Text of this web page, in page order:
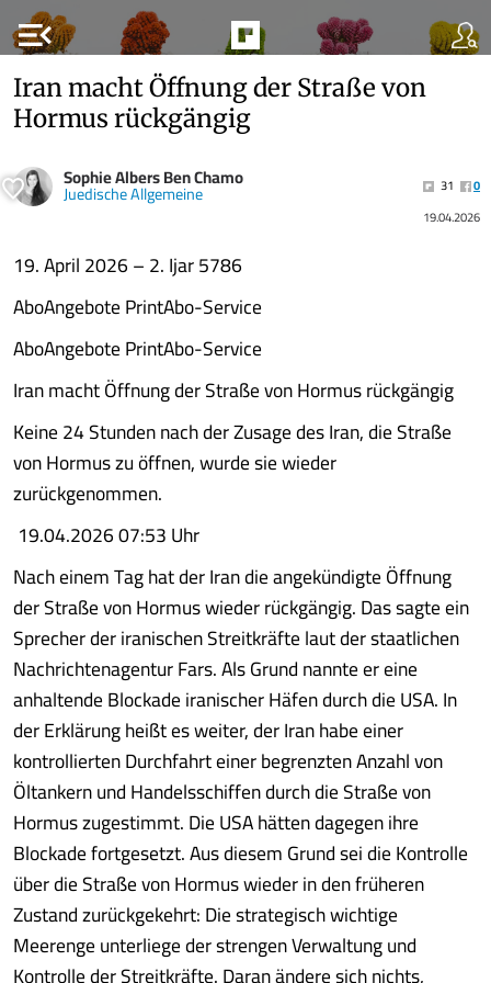
menu_open
Iran macht Öffnung der Straße von
Hormus rückgängig
Sophie Albers Ben Chamo
Juedische Allgemeine 31
0
19.04.2026
19. April 2026 – 2. Ijar 5786
AboAngebote PrintAbo-Service
AboAngebote PrintAbo-Service
Iran macht Öffnung der Straße von Hormus rückgängig
Keine 24 Stunden nach der Zusage des Iran, die Straße
von Hormus zu öffnen, wurde sie wieder
zurückgenommen.
19.04.2026 07:53 Uhr
Nach einem Tag hat der Iran die angekündigte Öffnung
der Straße von Hormus wieder rückgängig. Das sagte ein
Sprecher der iranischen Streitkräfte laut der staatlichen
Nachrichtenagentur Fars. Als Grund nannte er eine
anhaltende Blockade iranischer Häfen durch die USA. In
der Erklärung heißt es weiter, der Iran habe einer
kontrollierten Durchfahrt einer begrenzten Anzahl von
Öltankern und Handelsschiffen durch die Straße von
Hormus zugestimmt. Die USA hätten dagegen ihre
Blockade fortgesetzt. Aus diesem Grund sei die Kontrolle
über die Straße von Hormus wieder in den früheren
Zustand zurückgekehrt: Die strategisch wichtige
Meerenge unterliege der strengen Verwaltung und